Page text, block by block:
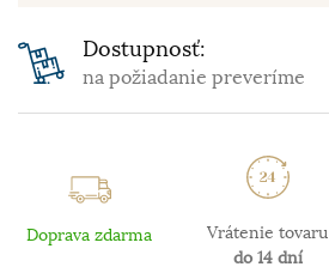
Dostupnosť:
na požiadanie preveríme
Doprava zdarma
Vrátenie tovaru
do 14 dní